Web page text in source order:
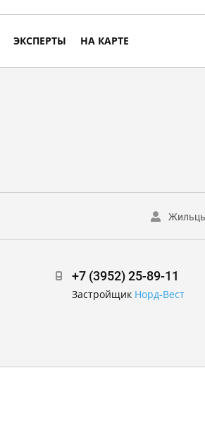
ЭКСПЕРТЫ НА КАРТЕ
+7 (3952) 25-89-11
Застройщик Норд-Вест